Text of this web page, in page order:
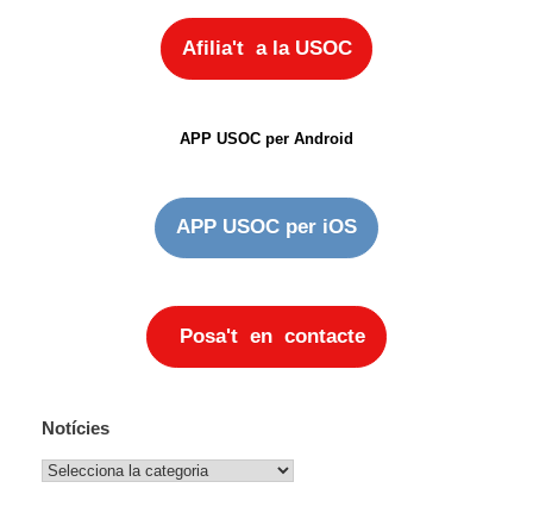
Afilia't a la USOC
APP USOC per Android
APP USOC per iOS
Posa't en contacte
Notícies
Notícies